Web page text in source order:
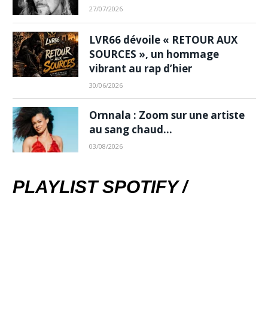
27/07/2026
LVR66 dévoile « RETOUR AUX
SOURCES », un hommage
vibrant au rap d’hier
30/06/2026
Ornnala : Zoom sur une artiste
au sang chaud…
03/08/2026
PLAYLIST SPOTIFY /